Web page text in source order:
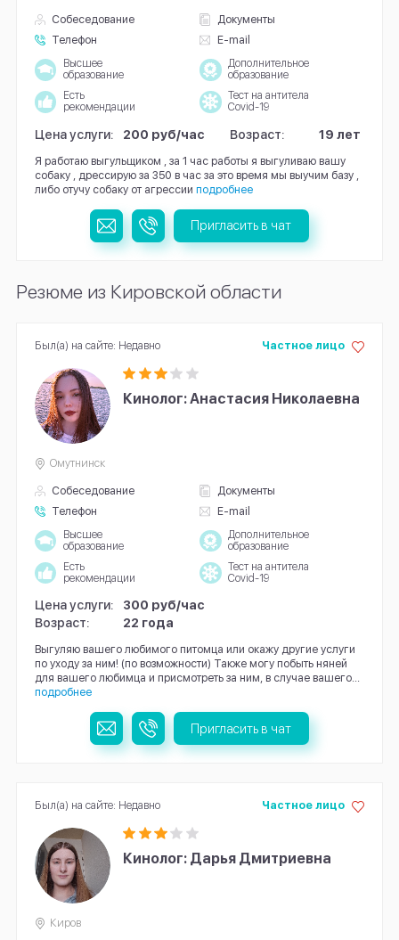
Собеседование
Документы
Телефон
E-mail
Высшее
образование
Дополнительное
образование
Есть
рекомендации
Тест на антитела
Covid-19
Цена услуги: 200 руб/час Возраст: 19 лет
Я работаю выгульщиком , за 1 час работы я выгуливаю вашу
собаку , дрессирую за 350 в час за это время мы выучим базу ,
либо отучу собаку от агрессии подробнее
Пригласить в чат
Резюме из Кировской области
Кинолог: Анастасия Николаевна
Собеседование
Документы
Телефон
E-mail
Частное лицо
Омутнинск
Высшее
образование
Дополнительное
образование
Есть
рекомендации
Тест на антитела
Covid-19
Цена услуги:
300 руб/час
Возраст:
22 года
Выгуляю вашего любимого питомца или окажу другие услуги
по уходу за ним! (по возможности) Также могу побыть няней
для вашего любимца и присмотреть за ним, в случае вашего...
подробнее
Был(а) на сайте: Недавно
Пригласить в чат
Кинолог: Дарья Дмитриевна
Частное лицо
Киров
Был(а) на сайте: Недавно